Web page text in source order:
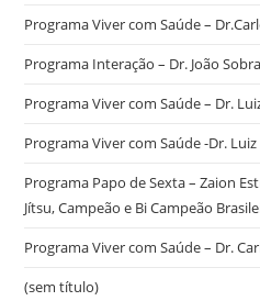
Programa Viver com Saúde –
Programa Interação – Dr. João
Programa Viver com Saúde – Dr.
Programa Viver com Saúde -Dr.
Programa Papo de Sexta – Zaion
Jítsu, Campeão e Bi Campeão
Programa Viver com Saúde – Dr.
(sem título)